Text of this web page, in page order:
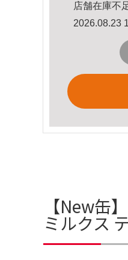
店舗在庫不
2026.08.23
【New缶
ミルクス